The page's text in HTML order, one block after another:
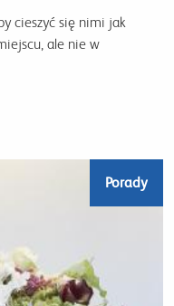
cieszyć się nimi jak
ale nie w
Porady